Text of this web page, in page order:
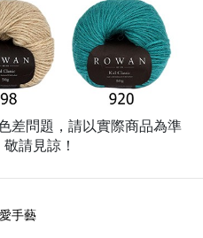
差問題，請以實際商品為準
請見諒！